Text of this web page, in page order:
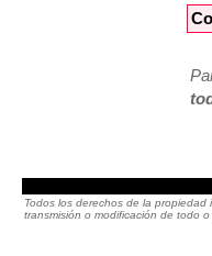
Todos los derechos de la
transmisión o modificación de todo